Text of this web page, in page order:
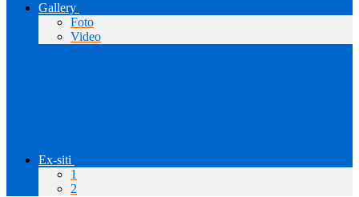
Gallery
Foto
Video
Ex-siti
1
2